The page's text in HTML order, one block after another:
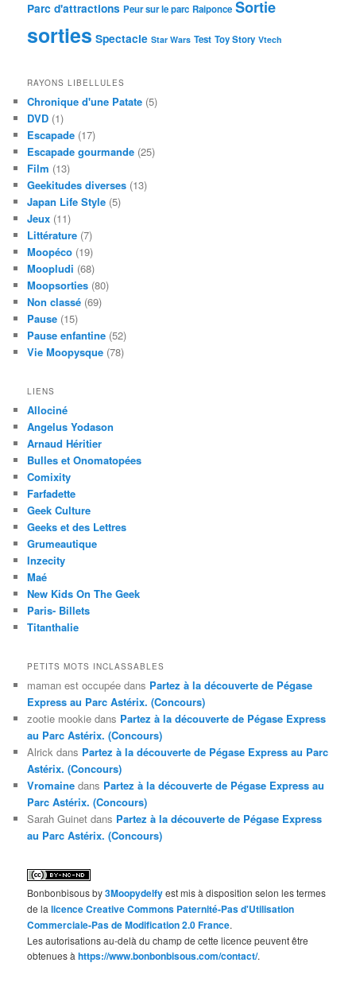
Parc d'attractions Peur sur le parc Raiponce Sortie
sorties Spectacle Star Wars Test Toy Story Vtech
RAYONS LIBELLULES
Chronique d'une Patate (5)
DVD (1)
Escapade (17)
Escapade gourmande (25)
Film (13)
Geekitudes diverses (13)
Japan Life Style (5)
Jeux (11)
Littérature (7)
Moopéco (19)
Moopludi (68)
Moopsorties (80)
Non classé (69)
Pause (15)
Pause enfantine (52)
Vie Moopysque (78)
LIENS
Allociné
Angelus Yodason
Arnaud Héritier
Bulles et Onomatopées
Comixity
Farfadette
Geek Culture
Geeks et des Lettres
Grumeautique
Inzecity
Maé
New Kids On The Geek
Paris- Billets
Titanthalie
PETITS MOTS INCLASSABLES
maman est occupée dans Partez à la découverte de Pégase
Express au Parc Astérix. (Concours)
zootie mookie dans Partez à la découverte de Pégase Express
au Parc Astérix. (Concours)
Alrick dans Partez à la découverte de Pégase Express au Parc
Astérix. (Concours)
Vromaine dans Partez à la découverte de Pégase Express au
Parc Astérix. (Concours)
Sarah Guinet dans Partez à la découverte de Pégase Express
au Parc Astérix. (Concours)
Bonbonbisousby3Moopydelfyest mis à disposition selon les termes
de lalicence Creative Commons Paternité-Pas d'Utilisation
Commerciale-Pas de Modification 2.0 France.
Les autorisations au-delà du champ de cette licence peuvent être
obtenues àhttps://www.bonbonbisous.com/contact/.